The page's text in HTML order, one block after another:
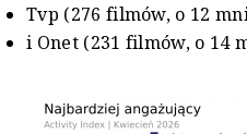
Tvp (276 filmów, o 12
i Onet (231 filmów, o 14